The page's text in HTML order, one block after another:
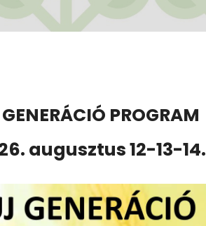
PROGRAM
augusztus 12-13-14.